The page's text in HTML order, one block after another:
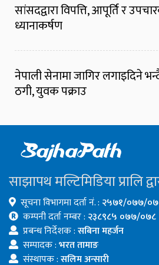
सांसदद्वारा विपत्ति, आपूर्ति र
ध्यानाकर्षण
नेपाली सेनामा जागिर लगाइदिने
ठगी, युवक पक्राउ
साझापथ मल्टिमिडिया प्रालि
सूचना विभागमा दर्ता नं. : २५७१/०७७/
कम्पनी दर्ता नम्बर : २३८९८५ ०७७/०७८
प्रबन्ध निर्देशक :सबिना महर्जन
सम्पादक :भरत तामाङ
संस्थापक :सलिम अन्सारी